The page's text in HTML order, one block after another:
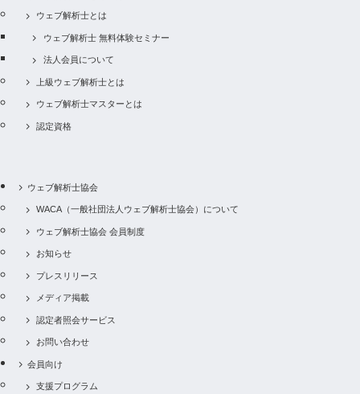
ウェブ解析士とは
ウェブ解析士 無料体験セミナー
法人会員について
上級ウェブ解析士とは
ウェブ解析士マスターとは
認定資格
ウェブ解析士協会
WACA（一般社団法人ウェブ解析士協会）について
ウェブ解析士協会 会員制度
お知らせ
プレスリリース
メディア掲載
認定者照会サービス
お問い合わせ
会員向け
支援プログラム